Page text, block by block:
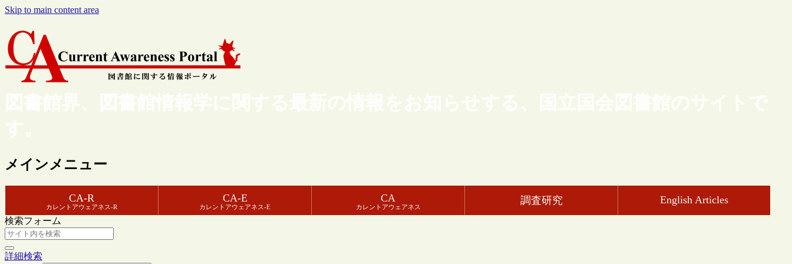
Skip to main content area
図書館界、図書館情報学に関する最新の情報をお知らせする、国立国会図書館のサイトで
す。
メインメニュー
CA-R
カレントアウェアネス-R
CA-E
カレントアウェアネス-E
CA
カレントアウェアネス
調査研究 English Articles
検索フォーム
詳細検索